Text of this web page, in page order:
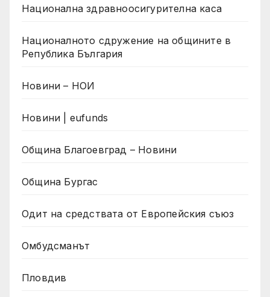
Национална здравноосигурителна каса
Националното сдружение на общините в
Република България
Новини – НОИ
Новини | eufunds
Община Благоевград – Новини
Община Бургас
Одит на средствата от Европейския съюз
Омбудсманът
Пловдив